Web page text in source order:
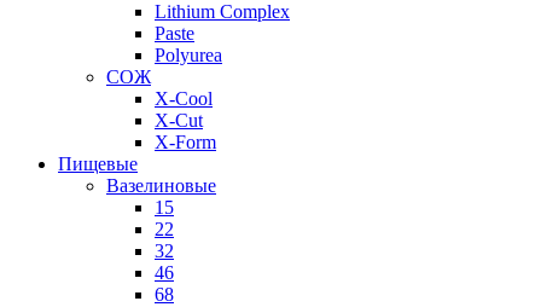
Lithium Complex
Paste
Polyurea
СОЖ
X-Cool
X-Cut
X-Form
Пищевые
Вазелиновые
15
22
32
46
68